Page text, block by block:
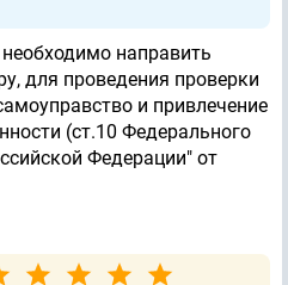
направить
для проведения проверки
и привлечение
(ст.10 Федерального
Федерации" от